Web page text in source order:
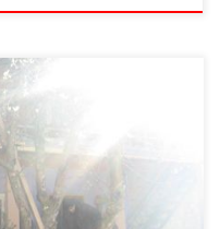
«Версії» режисера
поспілкувалася на
Вижниці. –
чернівецького автора